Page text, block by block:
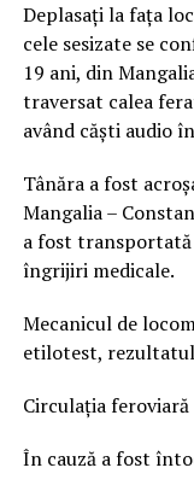
Deplasați la fața
cele sesizate se
19 ani, din
traversat calea
având căști audio
Tânăra a fost
Mangalia –
a fost
îngrijiri medicale.
Mecanicul de
etilotest,
Circulația
În cauză a fost